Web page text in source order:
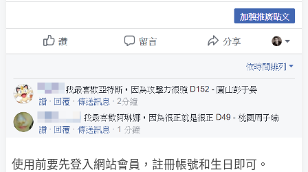
使用前要先登入網站會員，註冊帳號和生日即可。